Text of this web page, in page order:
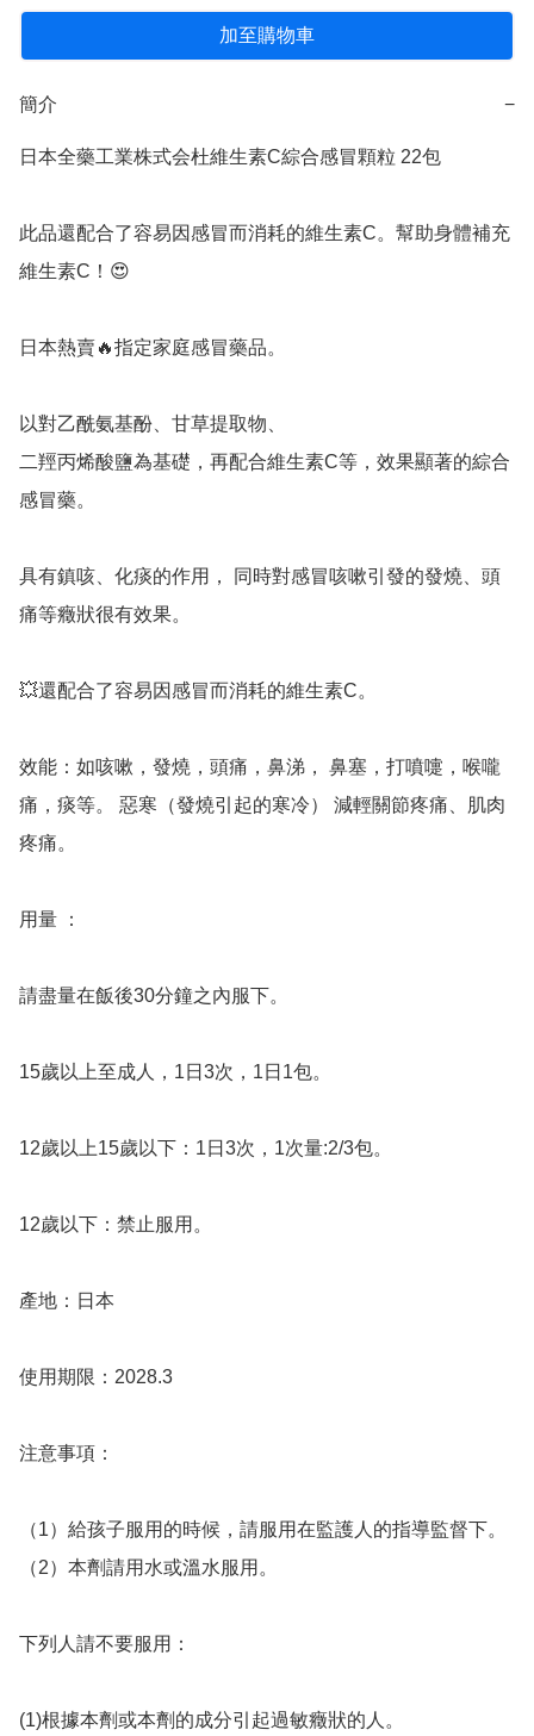
加至購物車
簡介 −
日本全藥工業株式会杜維生素C綜合感冒顆粒 22包
此品還配合了容易因感冒而消耗的維生素C。幫助身體補充
維生素C！😍
日本熱賣🔥指定家庭感冒藥品。
以對乙酰氨基酚、甘草提取物、
二羥丙烯酸鹽為基礎，再配合維生素C等，效果顯著的綜合
感冒藥。
具有鎮咳、化痰的作用， 同時對感冒咳嗽引發的發燒、頭
痛等癥狀很有效果。
💥還配合了容易因感冒而消耗的維生素C。
效能：如咳嗽，發燒，頭痛，鼻涕， 鼻塞，打噴嚏，喉嚨
痛，痰等。 惡寒（發燒引起的寒冷） 減輕關節疼痛、肌肉
疼痛。
用量 ：
請盡量在飯後30分鐘之內服下。
15歲以上至成人，1日3次，1日1包。
12歲以上15歲以下：1日3次，1次量:2/3包。
12歲以下：禁止服用。
產地：日本
使用期限：2028.3
注意事項：
（1）給孩子服用的時候，請服用在監護人的指導監督下。
（2）本劑請用水或溫水服用。
下列人請不要服用：
(1)根據本劑或本劑的成分引起過敏癥狀的人。